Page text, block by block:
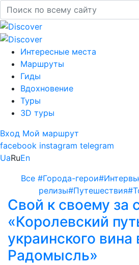
Интересные места
Маршруты
Гиды
Вдохновение
Туры
3D туры
Вход Мой маршрут
facebook instagram telegram
UaRuEn
Все #Города-герои
релизы#Путешествия
Свой к своему за
«Королевский
украинского вина
Радомысль»